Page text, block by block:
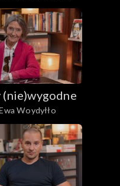
(nie)wygodne
Woydyłło